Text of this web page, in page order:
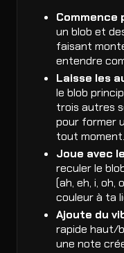
Commence
un blob et
faisant
entendre
Laisse les
le blob
trois autres
pour former
tout moment.
Joue avec
reculer le
(ah, eh, i, oh,
couleur à ta
Ajoute du
rapide haut/
une note